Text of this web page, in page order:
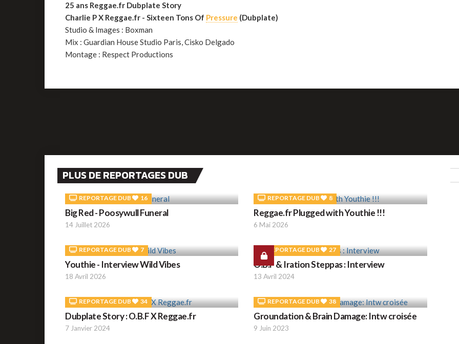
25 ans Reggae.fr Dubplate Story
Charlie P X Reggae.fr - Sixteen Tons Of Pressure (Dubplate)
Studio & Images : Boxman
Mix : Guardian House Studio Paris, Cisko Delgado
Montage : Respect Productions
PLUS DE REPORTAGES DUB
REPORTAGE DUB 16
Big Red - Poosywull Funeral
14 Juillet 2026
REPORTAGE DUB 8
Reggae.fr Plugged with Youthie !!!
6 Mai 2026
REPORTAGE DUB 7
Youthie - Interview Wild Vibes
18 Avril 2026
REPORTAGE DUB 27
O.B.F & Iration Steppas : Interview
13 Avril 2024
REPORTAGE DUB 34
Dubplate Story : O.B.F X Reggae.fr
7 Janvier 2024
REPORTAGE DUB 38
Groundation & Brain Damage: Intw croisée
9 Juin 2023